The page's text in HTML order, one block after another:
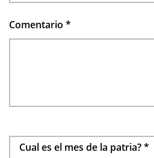
Comentario *
Cual es el mes de la patria?*